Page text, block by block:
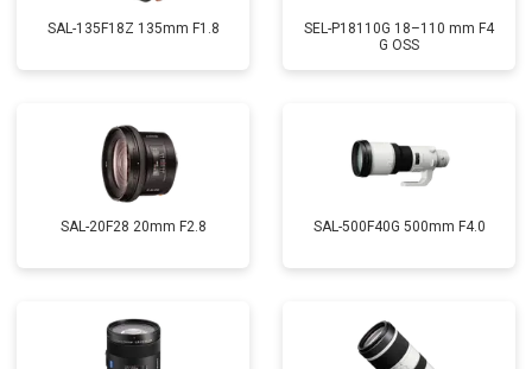
SAL-135F18Z 135mm F1.8
SEL-P18110G 18–110 mm F4
G OSS
SAL-20F28 20mm F2.8 SAL-500F40G 500mm F4.0